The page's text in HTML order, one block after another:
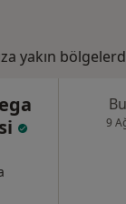
yakın
9